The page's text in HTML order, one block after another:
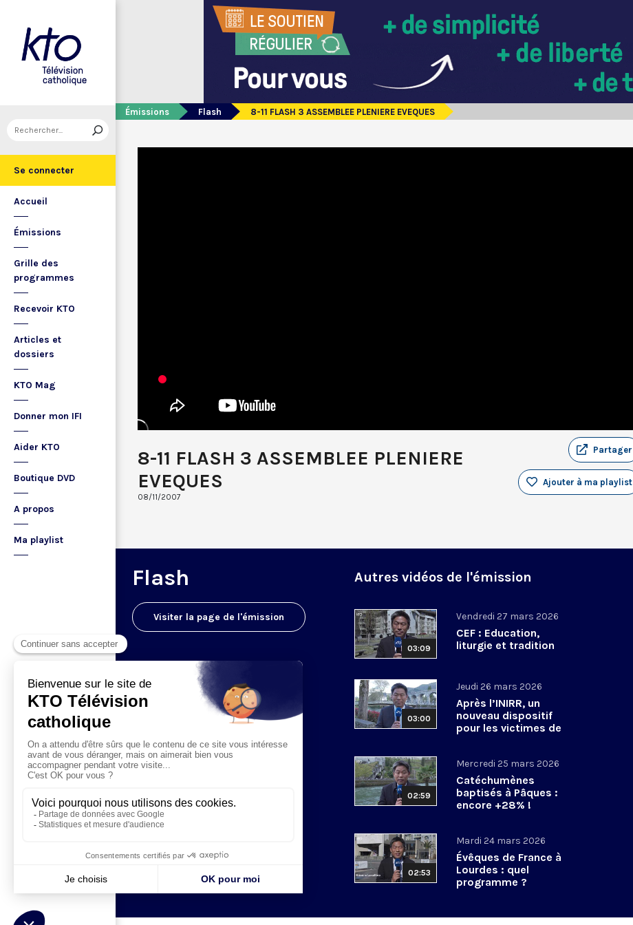
Se connecter
Accueil
Émissions
Grille des
programmes
Recevoir KTO
Articles et
dossiers
KTO Mag
Donner mon IFI
Aider KTO
Boutique DVD
A propos
Ma playlist
Émissions Flash 8-11 FLASH 3 ASSEMBLEE PLENIERE EVEQUES
8-11 FLASH 3 ASSEMBLEE PLENIERE
EVEQUES
08/11/2007
Partager
Ajouter à ma playlist
Flash
Visiter la page de l'émission
Autres vidéos de l'émission
03:09
Vendredi 27 mars 2026
CEF : Education,
liturgie et tradition
03:00
Jeudi 26 mars 2026
Après l’INIRR, un
nouveau dispositif
pour les victimes de
02:59
Mercredi 25 mars 2026
Catéchumènes
baptisés à Pâques :
encore +28% !
02:53
Mardi 24 mars 2026
Évêques de France à
Lourdes : quel
programme ?